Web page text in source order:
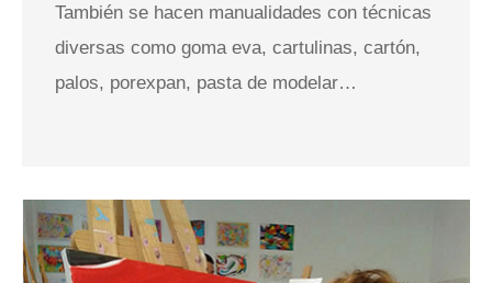
También se hacen manualidades con técnicas
diversas como goma eva, cartulinas, cartón,
palos, porexpan, pasta de modelar…